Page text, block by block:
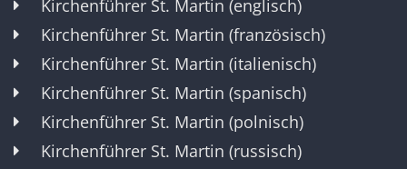
Kirchenführer St. Martin (englisch)
Kirchenführer St. Martin (französisch)
Kirchenführer St. Martin (italienisch)
Kirchenführer St. Martin (spanisch)
Kirchenführer St. Martin (polnisch)
Kirchenführer St. Martin (russisch)